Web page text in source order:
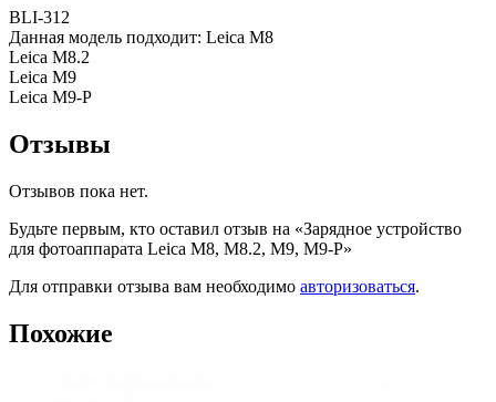
BLI-312
Данная модель подходит: Leica M8
Leica M8.2
Leica M9
Leica M9-P
Отзывы
Отзывов пока нет.
Будьте первым, кто оставил отзыв на «Зарядное устройство
для фотоаппарата Leica M8, M8.2, M9, M9-P»
Для отправки отзыва вам необходимо авторизоваться.
Похожие